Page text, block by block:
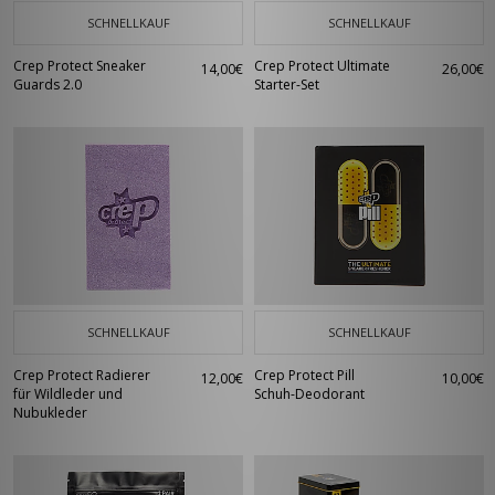
SCHNELLKAUF
Crep Protect Sneaker
Guards 2.0
14,00€
SCHNELLKAUF
Crep Protect Ultimate
Starter-Set
26,00€
SCHNELLKAUF
Crep Protect Radierer
für Wildleder und
Nubukleder
12,00€
SCHNELLKAUF
Crep Protect Pill
Schuh-Deodorant
10,00€